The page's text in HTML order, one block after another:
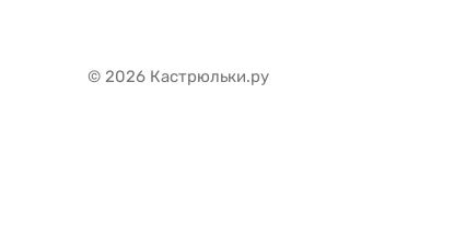
© 2026 Кастрюльки.ру